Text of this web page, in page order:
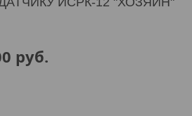
руб.